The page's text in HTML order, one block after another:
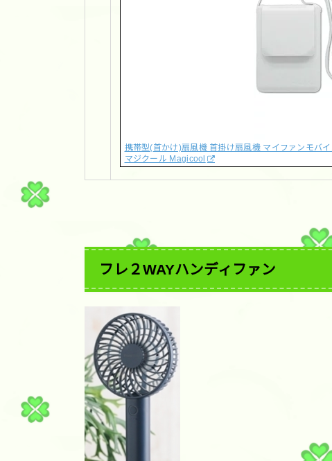
携帯型(首かけ)扇風機 首掛け扇風機 マイファンモバ
マジクール Magicool
フレ２WAYハンディファン